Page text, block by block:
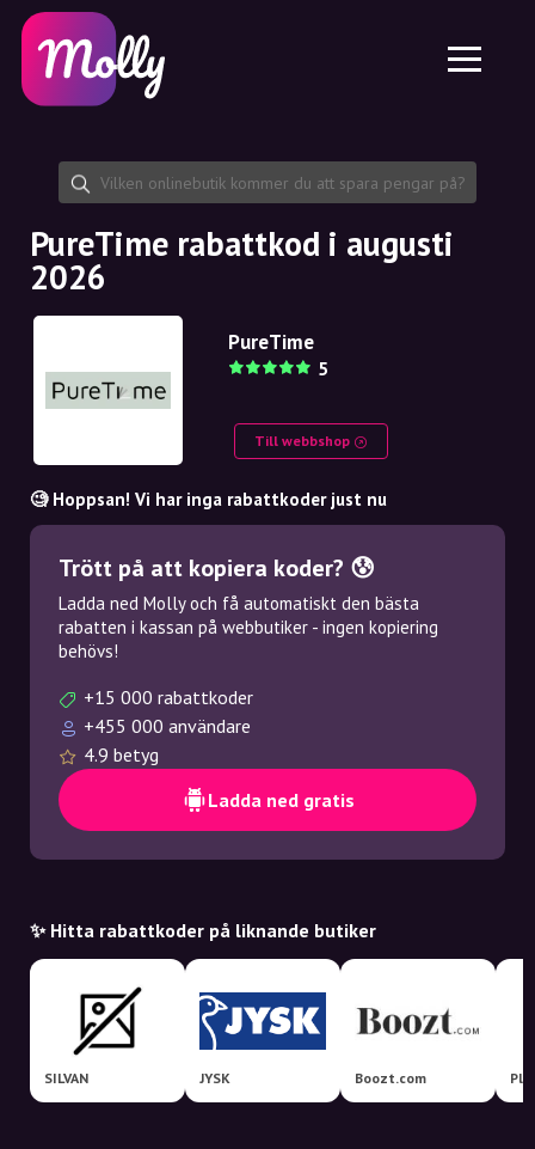
Hudvård
Hårvård
Dela rabattkod
Funktioner
Jobb
Om oss
Samarbete
Plattform
Molly till iPhone och iPad
Molly till Android
SE
EN
NO
NL
PureTime rabattkod i augusti
2026
PureTime
5
Till webbshop
🧐 Hoppsan! Vi har inga rabattkoder just nu
Trött på att kopiera koder? 😰
Ladda ned Molly och få automatiskt den bästa
rabatten i kassan på webbutiker - ingen kopiering
behövs!
+15 000 rabattkoder
+455 000 användare
4.9 betyg
Ladda ned gratis
✨ Hitta rabattkoder på liknande butiker
SILVAN JYSK Boozt.com